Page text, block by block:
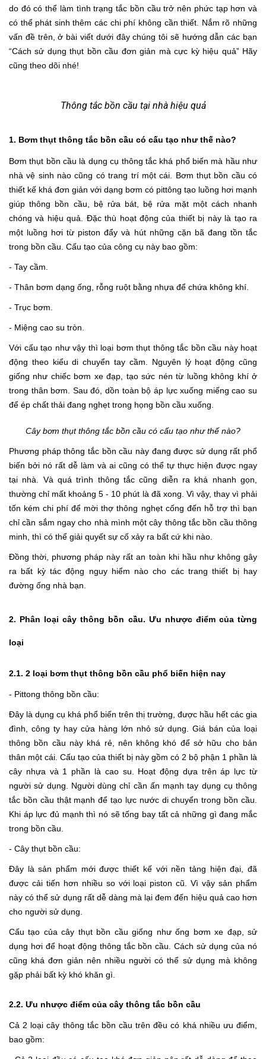
do đó có thể làm tình trạng tắc bồn cầu trở nên phức tạp hơn và
có thể phát sinh thêm các chi phí không cần thiết. Nắm rõ những
vấn đề trên, ở bài viết dưới đây chúng tôi sẽ hướng dẫn các bạn
“Cách sử dụng thụt bồn cầu đơn giản mà cực kỳ hiệu quả” Hãy
cũng theo dõi nhé!
Thông tắc bồn cầu tại nhà hiệu quả
1. Bơm thụt thông tắc bồn cầu có cấu tạo như thế nào?
Bơm thụt bồn cầu là dụng cụ thông tắc khá phổ biến mà hầu như
nhà vệ sinh nào cũng có trang trí một cái. Bơm thụt bồn cầu có
thiết kế khá đơn giản với dạng bơm có pittông tạo luồng hơi mạnh
giúp thông bồn cầu, bệ rửa bát, bệ rửa mặt một cách nhanh
chóng và hiệu quả. Đặc thù hoạt động của thiết bị này là tạo ra
một luồng hơi từ piston đẩy và hút những cặn bã đang tồn tắc
trong bồn cầu. Cấu tạo của công cụ này bao gồm:
- Tay cầm.
- Thân bơm dạng ống, rỗng ruột bằng nhựa để chứa không khí.
- Trục bơm.
- Miệng cao su tròn.
Với cấu tạo như vậy thì loại bơm thụt thông tắc bồn cầu này hoạt
động theo kiểu di chuyển tay cầm. Nguyên lý hoạt động cũng
giống như chiếc bơm xe đạp, tạo sức nén từ luồng không khí ở
trong thân bơm. Sau đó, dồn toàn bộ áp lực xuống miếng cao su
để ép chất thải đang nghẹt trong họng bồn cầu xuống.
Cây bơm thụt thông tắc bồn cầu có cấu tạo như thế nào?
Phương pháp thông tắc bồn cầu này đang được sử dụng rất phổ
biến bởi nó rất dễ làm và ai cũng có thể tự thực hiện được ngay
tại nhà. Và quá trình thông tắc cũng diễn ra khá nhanh gọn,
thường chỉ mất khoảng 5 - 10 phút là đã xong. Vì vậy, thay vì phải
tốn kém chi phí để mời thợ thông nghẹt cống đến hỗ trợ thì bạn
chỉ cần sắm ngay cho nhà mình một cây thông tắc bồn cầu thông
minh, thì có thể giải quyết sự cố xảy ra bất cứ khi nào.
Đồng thời, phương pháp này rất an toàn khi hầu như không gây
ra bất kỳ tác động nguy hiểm nào cho các trang thiết bị hay
đường ống nhà bạn.
2. Phân loại cây thông bồn cầu. Ưu nhược điểm của từng
loại
2.1. 2 loại bơm thụt thông bồn cầu phổ biến hiện nay
- Pittong thông bồn cầu:
Đây là dụng cụ khá phổ biến trên thị trường, được hầu hết các gia
đình, công ty hay cửa hàng lớn nhỏ sử dụng. Giá bán của loại
thông bồn cầu này khá rẻ, nên không khó để sở hữu cho bản
thân một cái. Cấu tạo của thiết bị này gồm có 2 bộ phận 1 phần là
cây nhựa và 1 phần là cao su. Hoạt động dựa trên áp lực từ
người sử dụng. Người dùng chỉ cần ấn mạnh tay dụng cụ thông
tắc bồn cầu thật mạnh để tạo lực nước di chuyển trong bồn cầu.
Khi áp lực đủ mạnh thì nó sẽ tống bay tất cả những gì đang mắc
trong bồn cầu.
- Cây thụt bồn cầu:
Đây là sản phẩm mới được thiết kế với nền tảng hiện đại, đã
được cải tiến hơn nhiều so với loại piston cũ. Vì vậy sản phẩm
này có thể sử dụng rất dễ dàng mà lại đem đến hiệu quả cao hơn
cho người sử dụng.
Cấu tạo của cây thụt bồn cầu giống như ống bơm xe đạp, sử
dụng hơi để hoạt động thông tắc bồn cầu. Cách sử dụng của nó
cũng khá đơn giản nên nhiều người có thể sử dụng mà không
gặp phải bất kỳ khó khăn gì.
2.2. Ưu nhược điểm của cây thông tắc bồn cầu
Cả 2 loại cây thông tắc bồn cầu trên đều có khá nhiều ưu điểm,
bao gồm: